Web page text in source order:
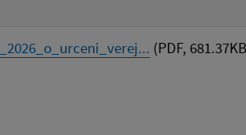
(PDF,